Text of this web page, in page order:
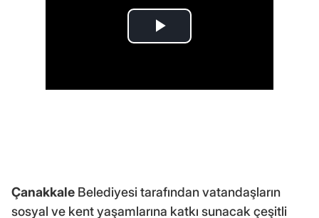
Çanakkale Belediyesi tarafından vatandaşların
sosyal ve kent yaşamlarına katkı sunacak çeşitli